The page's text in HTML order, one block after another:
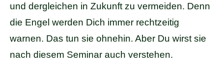
und dergleichen in Zukunft zu vermeiden. Denn
die Engel werden Dich immer rechtzeitig
warnen. Das tun sie ohnehin. Aber Du wirst sie
nach diesem Seminar auch verstehen.